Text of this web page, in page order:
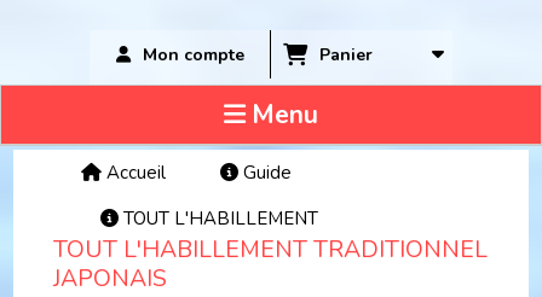
Mon compte Panier
Menu
Accueil
Guide
TOUT L'HABILLEMENT
TOUT L'HABILLEMENT TRADITIONNEL
JAPONAIS